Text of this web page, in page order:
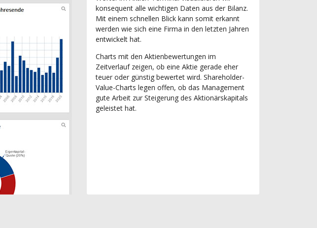
konsequent alle wichtigen Daten aus der Bilanz.
Mit einem schnellen Blick kann somit erkannt
werden wie sich eine Firma in den letzten Jahren
entwickelt hat.
Charts mit den Aktienbewertungen im
Zeitverlauf zeigen, ob eine Aktie gerade eher
teuer oder günstig bewertet wird. Shareholder-
Value-Charts legen offen, ob das Management
gute Arbeit zur Steigerung des Aktionärskapitals
geleistet hat.